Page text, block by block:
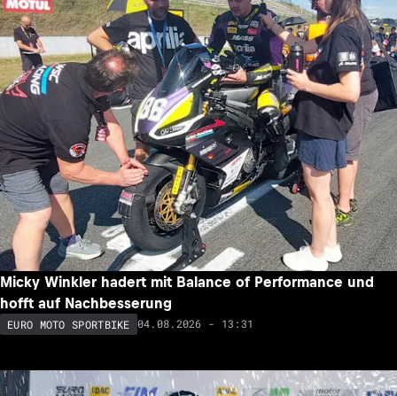
Micky Winkler hadert mit Balance of Performance und
hofft auf Nachbesserung
EURO MOTO SPORTBIKE 04.08.2026 - 13:31